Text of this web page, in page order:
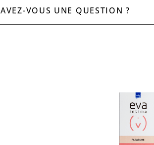
AVEZ-VOUS UNE QUESTION ?